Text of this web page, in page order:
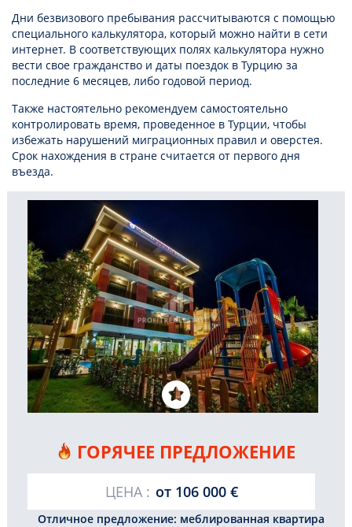
Дни безвизового пребывания рассчитываются с помощью
специального калькулятора, который можно найти в сети
интернет. В соответствующих полях калькулятора нужно
вести свое гражданство и даты поездок в Турцию за
последние 6 месяцев, либо годовой период.
Также настоятельно рекомендуем самостоятельно
контролировать время, проведенное в Турции, чтобы
избежать нарушений миграционных правил и оверстея.
Срок нахождения в стране считается от первого дня
въезда.
ГОРЯЧЕЕ ПРЕДЛОЖЕНИЕ
ЦЕНА : от 106 000 €
Отличное предложение: меблированная квартира